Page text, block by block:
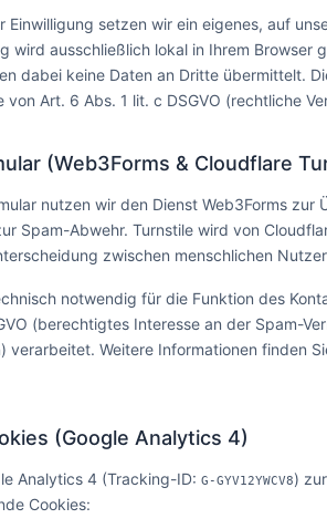
Einwilligung setzen wir ein eigenes, auf
wird ausschließlich lokal in Ihrem Browser
dabei keine Daten an Dritte übermittelt.
Art. 6 Abs. 1 lit. c DSGVO (rechtliche
(Web3Forms & Cloudflare
nutzen wir den Dienst Web3Forms
Spam-Abwehr. Turnstile wird von
zwischen menschlichen
notwendig für die Funktion des
(berechtigtes Interesse an der Spam-
verarbeitet. Weitere Informationen finden
(Google Analytics 4)
Analytics 4 (Tracking-ID: G-GYV12YWCV8)
Cookies: